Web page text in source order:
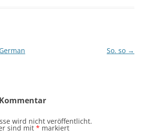
So. so →
wird nicht veröffentlicht.
sind mit * markiert